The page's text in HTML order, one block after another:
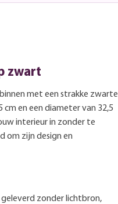
zwart
met een strakke zwarte
en een diameter van 32,5
interieur in zonder te
om zijn design en
zonder lichtbron,